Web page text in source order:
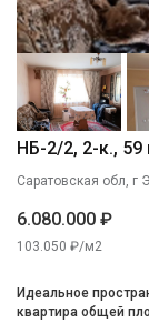
НБ-2/2, 2-к., 59
Саратовская обл, г
6.080.000 ₽
103.050 ₽/м2
Идеальное
квартира общей